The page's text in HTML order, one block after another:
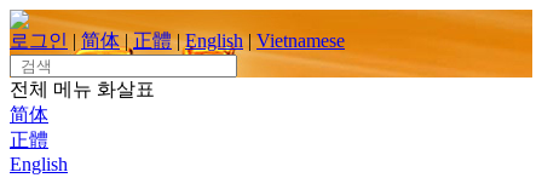
Skip
to
content
로그인 | 简体 | 正體 | English | Vietnamese
Search
for:
전체 메뉴 화살표
简体
正體
English